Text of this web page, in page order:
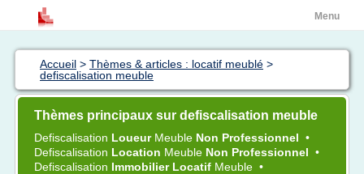
Menu
Accueil > Thèmes & articles : locatif meublé >
defiscalisation meuble
Thèmes principaux sur defiscalisation meuble
Defiscalisation Loueur Meuble Non Professionnel •
Defiscalisation Location Meuble Non Professionnel •
Defiscalisation Immobilier Locatif Meuble •